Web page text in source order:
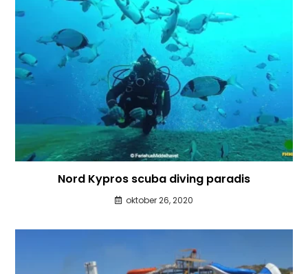
Nord Kypros scuba diving paradis
oktober 26, 2020